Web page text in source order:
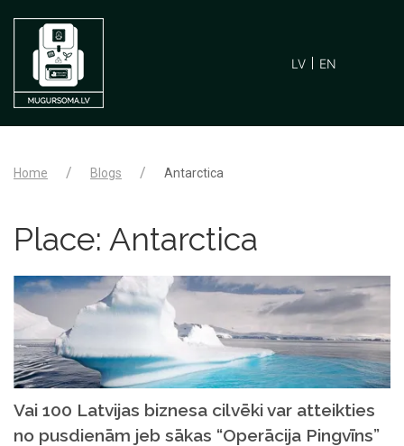
LV EN
Home Blogs Antarctica
Place: Antarctica
Vai 100 Latvijas biznesa cilvēki var atteikties
no pusdienām jeb sākas “Operācija Pingvīns”